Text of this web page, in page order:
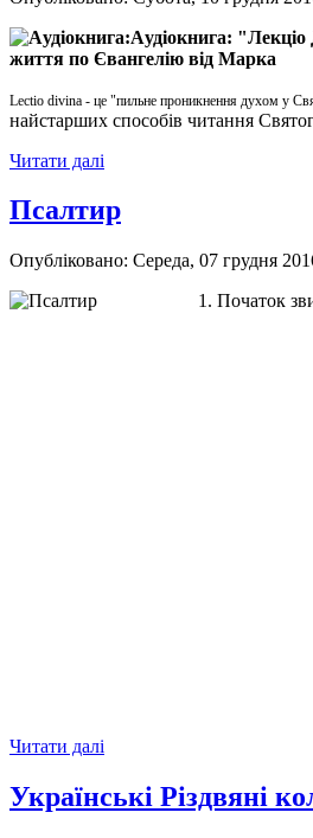
Aудіокнига:
життя по Євангелію від Марка
Lectio divina - це "пильне проникнення духом у
найстарших способів читання
Читати далі
Псалтир
Опубліковано: Середа, 07 грудня
1. Початок
Читати далі
Українські Різдвяні